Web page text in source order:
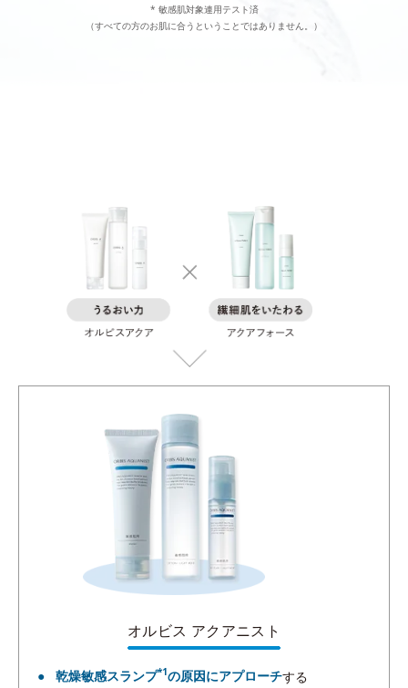
* 敏感肌対象連用テスト済
（すべての方のお肌に合うということではありません。）
オルビス アクアニスト
乾燥敏感スランプ*1の原因にアプローチする